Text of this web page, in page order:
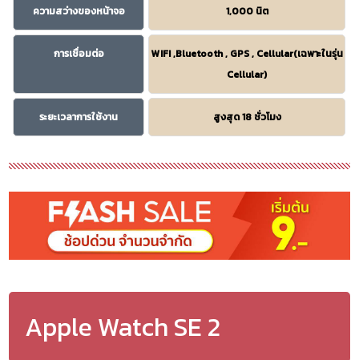
ความสว่างของหน้าจอ 1,000 นิต
การเชื่อมต่อ
WIFI ,Bluetooth , GPS , Cellular(เฉพาะในรุ่น
Cellular)
ระยะเวลาการใช้งาน สูงสุด 18 ชั่วโมง
Apple Watch SE 2